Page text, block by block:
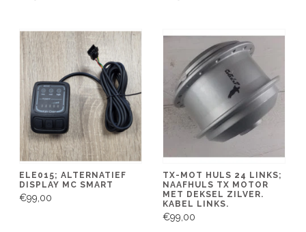
ELE015; ALTERNATIEF
DISPLAY MC SMART
€99,00
TX-MOT HULS 24 LINKS;
NAAFHULS TX MOTOR
MET DEKSEL ZILVER.
KABEL LINKS.
€99,00